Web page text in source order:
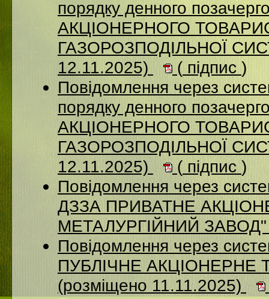
порядку денного
АКЦІОНЕРНОГО
ГАЗОРОЗПОДІЛЬНОЇ
12.11.2025)
( підпис )
Повідомлення через
порядку денного
АКЦІОНЕРНОГО
ГАЗОРОЗПОДІЛЬНОЇ
12.11.2025)
( підпис )
Повідомлення через
ДЗЗА ПРИВАТНЕ
МЕТАЛУРГІЙНИЙ ЗАВОД"
Повідомлення через
ПУБЛІЧНЕ
(розміщено 11.11.2025)